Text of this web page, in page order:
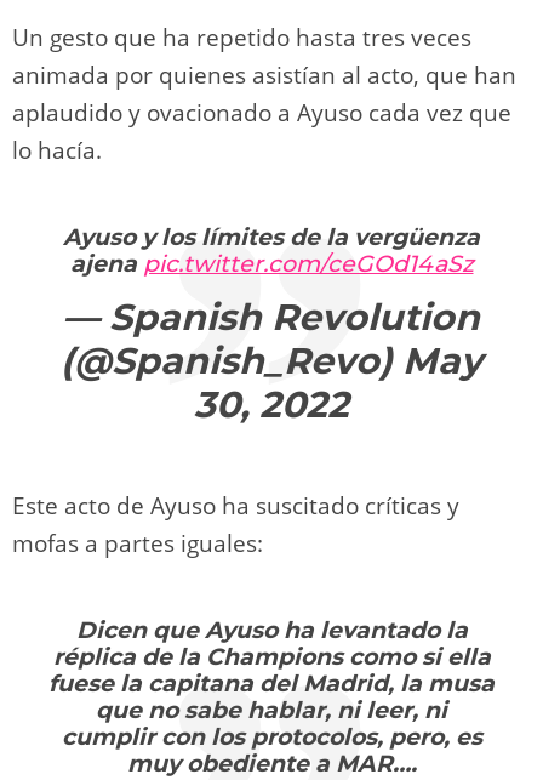
Un gesto que ha repetido hasta tres veces
animada por quienes asistían al acto, que han
aplaudido y ovacionado a Ayuso cada vez que
lo hacía.
Ayuso y los límites de la vergüenza
ajena pic.twitter.com/ceGOd14aSz
— Spanish Revolution
(@Spanish_Revo) May
30, 2022
Este acto de Ayuso ha suscitado críticas y
mofas a partes iguales:
Dicen que Ayuso ha levantado la
réplica de la Champions como si ella
fuese la capitana del Madrid, la musa
que no sabe hablar, ni leer, ni
cumplir con los protocolos, pero, es
muy obediente a MAR….